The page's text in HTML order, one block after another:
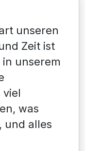
unseren
Zeit ist
unserem
viel
was
und alles